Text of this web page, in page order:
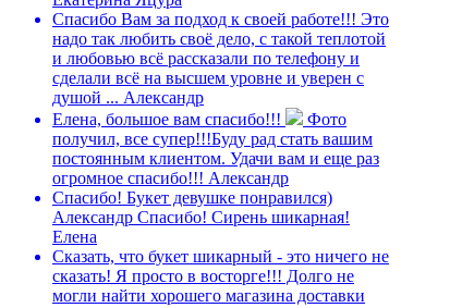
Спасибо Вам за подход к своей работе!!! Это
надо так любить своё дело, с такой теплотой
и любовью всё рассказали по телефону и
сделали всё на высшем уровне и уверен с
душой ... Александр
Елена, большое вам спасибо!!!
Фото
получил, все супер!!!Буду рад стать вашим
постоянным клиентом. Удачи вам и еще раз
огромное спасибо!!! Александр
Спасибо! Букет девушке понравился)
Александр Спасибо! Сирень шикарная!
Елена
Сказать, что букет шикарный - это ничего не
сказать! Я просто в восторге!!! Долго не
могли найти хорошего магазина доставки